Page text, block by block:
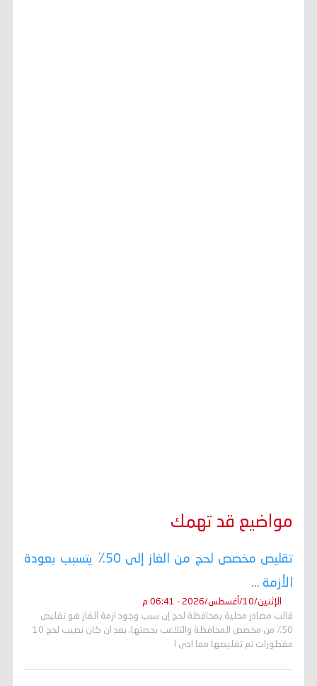
مواضيع قد تهمك
تقليص مخصص لحج من الغاز إلى 50٪ يتسبب بعودة
الأزمة ...
الإثنين/10/أغسطس/2026 - 06:41 م
قالت مصادر محلية بمحافظة لحج إن سبب وجود ازمة الغاز هو تقليص
50٪ من مخصص المحافظة والتلاعب بحصتها، بعد ان كان نصيب لحج 10
مقطورات تم تقليصها مما ادى ا